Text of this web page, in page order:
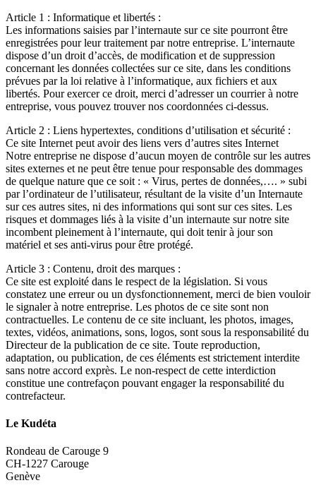
Article 1 : Informatique et libertés :
Les informations saisies par l’internaute sur ce site pourront être
enregistrées pour leur traitement par notre entreprise. L’internaute
dispose d’un droit d’accès, de modification et de suppression
concernant les données collectées sur ce site, dans les conditions
prévues par la loi relative à l’informatique, aux fichiers et aux
libertés. Pour exercer ce droit, merci d’adresser un courrier à notre
entreprise, vous pouvez trouver nos coordonnées ci-dessus.
Article 2 : Liens hypertextes, conditions d’utilisation et sécurité :
Ce site Internet peut avoir des liens vers d’autres sites Internet
Notre entreprise ne dispose d’aucun moyen de contrôle sur les autres
sites externes et ne peut être tenue pour responsable des dommages
de quelque nature que ce soit : « Virus, pertes de données,…. » subi
par l’ordinateur de l’utilisateur, résultant de la visite d’un Internaute
sur ces autres sites, ni des informations qui sont sur ces sites. Les
risques et dommages liés à la visite d’un internaute sur notre site
incombent pleinement à l’internaute, qui doit tenir à jour son
matériel et ses anti-virus pour être protégé.
Article 3 : Contenu, droit des marques :
Ce site est exploité dans le respect de la législation. Si vous
constatez une erreur ou un dysfonctionnement, merci de bien vouloir
le signaler à notre entreprise. Les photos de ce site sont non
contractuelles. Le contenu de ce site incluant, les photos, images,
textes, vidéos, animations, sons, logos, sont sous la responsabilité du
Directeur de la publication de ce site. Toute reproduction,
adaptation, ou publication, de ces éléments est strictement interdite
sans notre accord exprès. Le non-respect de cette interdiction
constitue une contrefaçon pouvant engager la responsabilité du
contrefacteur.
Le Kudéta
Rondeau de Carouge 9
CH-1227 Carouge
Genève